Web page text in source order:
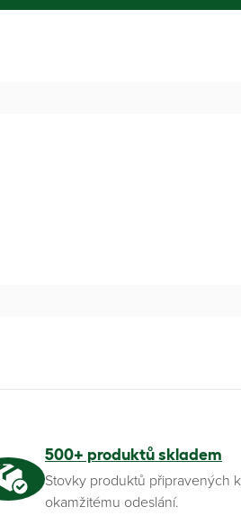
500+ produktů skladem
Stovky produktů připravených k
okamžitému odeslání.